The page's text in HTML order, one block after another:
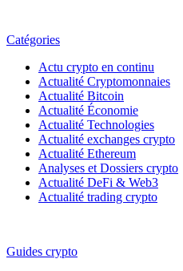
Catégories
Actu crypto en continu
Actualité Cryptomonnaies
Actualité Bitcoin
Actualité Économie
Actualité Technologies
Actualité exchanges crypto
Actualité Ethereum
Analyses et Dossiers crypto
Actualité DeFi & Web3
Actualité trading crypto
Guides crypto